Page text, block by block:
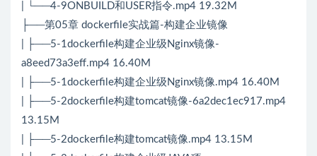
| └──4-9ONBUILD和USER指令.mp4 19.32M
├──第05章 dockerfile实战篇-构建企业镜像
| ├──5-1dockerfile构建企业级Nginx镜像-
a8eed73a3eff.mp4 16.40M
| ├──5-1dockerfile构建企业级Nginx镜像.mp4 16.40M
| ├──5-2dockerfile构建tomcat镜像-6a2dec1ec917.mp4
13.15M
| ├──5-2dockerfile构建tomcat镜像.mp4 13.15M